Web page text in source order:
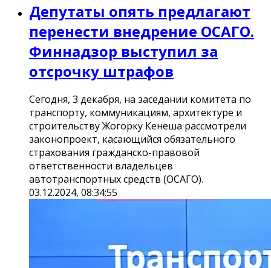
Депутаты опять предлагают
перенести внедрение ОСАГО.
Финнадзор выступил за
отсрочку штрафов
Сегодня, 3 декабря, на заседании комитета по
транспорту, коммуникациям, архитектуре и
строительству Жогорку Кенеша рассмотрели
законопроект, касающийся обязательного
страхования гражданско-правовой
ответственности владельцев
автотранспортных средств (ОСАГО).
03.12.2024, 08:34:55